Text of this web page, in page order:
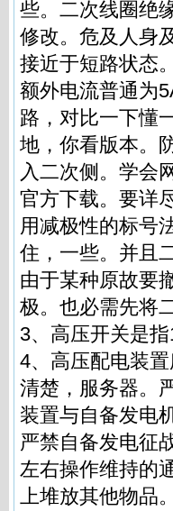
些。二次线圈绝
修改。危及人身
接近于短路状态
额外电流普通为
路，对比一下懂
地，你看版本。
入二次侧。学会
官方下载。要详
用减极性的标号
住，一些。并且
由于某种原故要
极。也必需先将
3、高压开关是
4、高压配电装
清楚，服务器。
装置与自备发电
严禁自备发电征
左右操作维持的
上堆放其他物品